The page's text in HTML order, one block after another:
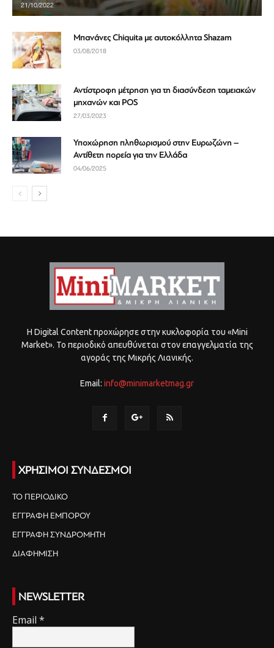
21/10/2022
Μπανάνες Chiquita με αυτοκόλλητα Shazam
03/08/2018
Αντίστροφη μέτρηση για τη διασύνδεση ταμειακών
μηχανών και POS
27/03/2023
Υποχώρηση πληθωρισμού στην Ευρωζώνη –
Αντίθετη πορεία για την Ελλάδα
04/06/2025
Η Digital Content προχώρησε στην κυκλοφορία του «Mini
Market». Το περιοδικό απευθύνεται στον επαγγελματία της
αγοράς της Μικρής Λιανικής.
Email: info@minimarketmag.gr
ΧΡΗΣΙΜΟΙ ΣΥΝΔΕΣΜΟΙ
ΤΟ ΠΕΡΙΟΔΙΚΟ
ΕΓΓΡΑΦΗ ΕΜΠΟΡΟΥ
ΕΓΓΡΑΦΗ ΣΥΝΔΡΟΜΗΤΗ
ΔΙΑΦΗΜΙΣΗ
NEWSLETTER
Email *